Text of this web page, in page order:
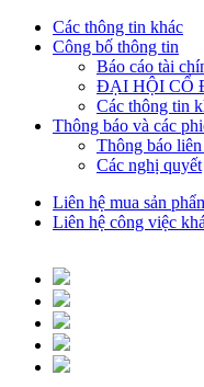
Các thông tin khác
Công bố thông tin
Báo cáo tài
ĐẠI HỘI CỔ
Các thông tin
Thông báo và các
Thông báo
Các nghị quyết
Liên hệ mua sản
Liên hệ công việc